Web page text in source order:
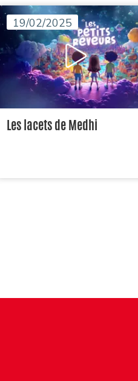
19/02/2025
Les lacets de Medhi